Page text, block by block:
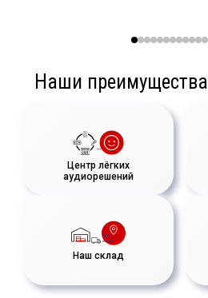
Наши преимущества
Центр лёгких
аудиорешений
Наш склад